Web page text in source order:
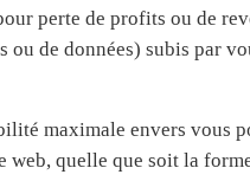
perte de profits ou de
ou de données) subis par
maximale envers vous
quelle que soit la